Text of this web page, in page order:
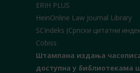
ERIH PLUS
HeinOnline Law Journal Library
SCIndeks (Српски цитатни
Cobiss
Штампана издања
доступна у библиотекама